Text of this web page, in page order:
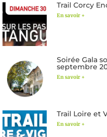
Trail Corcy
En savoir +
Soirée Gala
septembre
En savoir +
Trail Loire et
En savoir +